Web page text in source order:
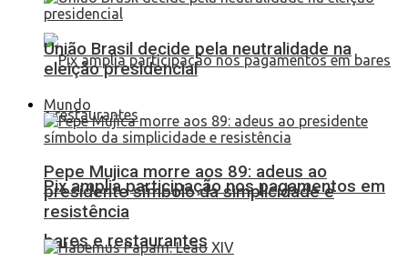
Pix amplia participação nos pagamentos em
bares e restaurantes
União Brasil decide pela neutralidade na
eleição presidencial
Mundo
Pepe Mujica morre aos 89: adeus ao
presidente símbolo da simplicidade e
resistência